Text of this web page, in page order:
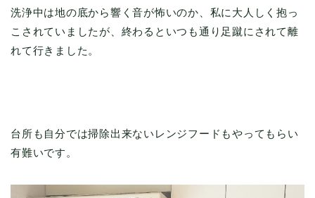
洗浄中は地の底から響く音が怖いのか、私に大人しく抱っ
こされていましたが、終わるといつも通り足蹴にされて離
れて行きました。
台所も自分では掃除出来ないレンジフードもやってもらい
有難いです。